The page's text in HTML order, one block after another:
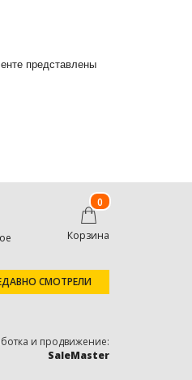
представлены
0
Корзина
СМОТРЕЛИ
и продвижение:
SaleMaster